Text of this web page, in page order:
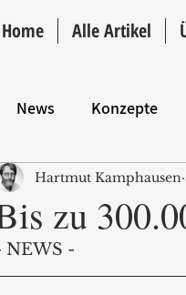
Home Alle Artikel
News Konzepte
ANZEIGE
zu
Hartmut Kamphausen
NEWS -